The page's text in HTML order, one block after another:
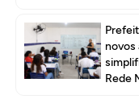
novos
Rede